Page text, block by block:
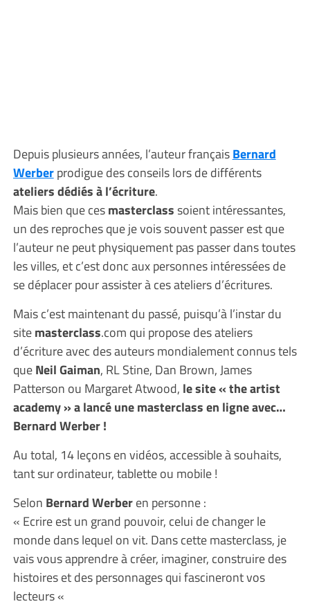
Depuis plusieurs années, l’auteur françaisBernard
Werberprodigue des conseils lors de différents
ateliers dédiés à l’écriture.
Mais bien que cesmasterclasssoient intéressantes,
un des reproches que je vois souvent passer est que
l’auteur ne peut physiquement pas passer dans toutes
les villes, et c’est donc aux personnes intéressées de
se déplacer pour assister à ces ateliers d’écritures.
Mais c’est maintenant du passé, puisqu’à l’instar du
sitemasterclass.com qui propose des ateliers
d’écriture avec des auteurs mondialement connus tels
queNeil Gaiman, RL Stine, Dan Brown, James
Patterson ou Margaret Atwood, le site « the artist
academy » a lancé une masterclass en ligne avec…
Bernard Werber !
Au total, 14 leçons en vidéos, accessible à souhaits,
tant sur ordinateur, tablette ou mobile !
Selon Bernard Werberen personne :
« Ecrire est un grand pouvoir, celui de changer le
monde dans lequel on vit. Dans cette masterclass, je
vais vous apprendre à créer, imaginer, construire des
histoires et des personnages qui fascineront vos
lecteurs «